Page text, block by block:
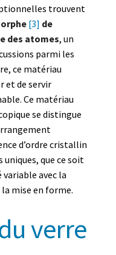
trouvent
[3] de
des atomes, un
parmi les
ce matériau
et de servir
Ce matériau
se distingue
d’ordre cristallin
que ce soit
avec la
mise en forme.
verre